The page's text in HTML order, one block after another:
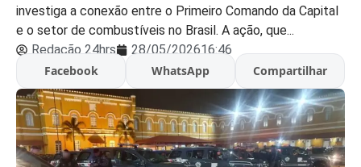
investiga a conexão entre o Primeiro Comando da Capital
e o setor de combustíveis no Brasil. A ação, que...
Redação 24hrs
28/05/202616:46
Facebook
WhatsApp Compartilhar